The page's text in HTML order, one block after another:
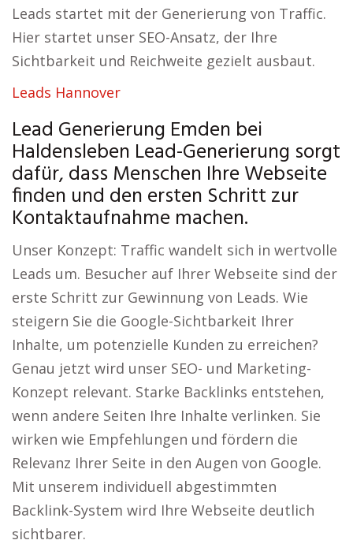
Leads startet mit der Generierung von Traffic.
Hier startet unser SEO-Ansatz, der Ihre
Sichtbarkeit und Reichweite gezielt ausbaut.
Leads Hannover
Lead Generierung Emden bei
Haldensleben Lead-Generierung sorgt
dafür, dass Menschen Ihre Webseite
finden und den ersten Schritt zur
Kontaktaufnahme machen.
Unser Konzept: Traffic wandelt sich in wertvolle
Leads um. Besucher auf Ihrer Webseite sind der
erste Schritt zur Gewinnung von Leads. Wie
steigern Sie die Google-Sichtbarkeit Ihrer
Inhalte, um potenzielle Kunden zu erreichen?
Genau jetzt wird unser SEO- und Marketing-
Konzept relevant. Starke Backlinks entstehen,
wenn andere Seiten Ihre Inhalte verlinken. Sie
wirken wie Empfehlungen und fördern die
Relevanz Ihrer Seite in den Augen von Google.
Mit unserem individuell abgestimmten
Backlink-System wird Ihre Webseite deutlich
sichtbarer.